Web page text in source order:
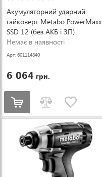
Акумуляторний ударний
гайковерт Metabo PowerMaxx
SSD 12 (без АКБ і ЗП)
(601114840)
Немає в наявності
Арт: 601114840
6 064 грн.